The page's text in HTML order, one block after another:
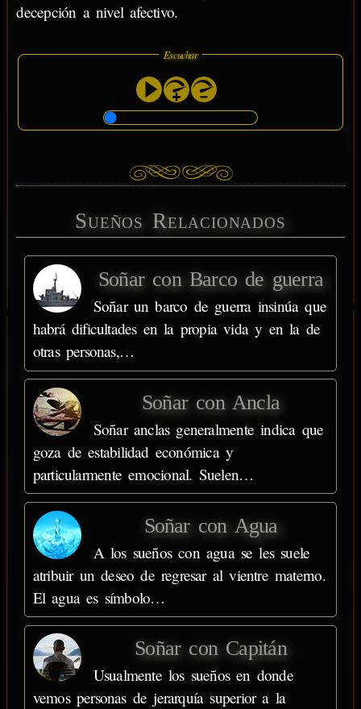
decepción a nivel afectivo.
Escuchar
Sueños Relacionados
Soñar con Barco de guerra
Soñar un barco de guerra insinúa que
habrá dificultades en la propia vida y en la de
otras personas,…
Soñar con Ancla
Soñar anclas generalmente indica que
goza de estabilidad económica y
particularmente emocional. Suelen…
Soñar con Agua
A los sueños con agua se les suele
atribuir un deseo de regresar al vientre materno.
El agua es símbolo…
Soñar con Capitán
Usualmente los sueños en donde
vemos personas de jerarquía superior a la